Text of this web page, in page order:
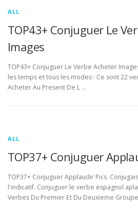
ALL
TOP43+ Conjuguer Le
Images
TOP43+ Conjuguer Le Verbe Acheter
les temps et tous les modes : Ce sont 22
Acheter Au Present De L …
ALL
TOP37+ Conjuguer
TOP37+ Conjuguer Applaudir Pics.
l'indicatif. Conjuguer le verbe espagnol
Verbes Du Premier Et Du Deuxieme